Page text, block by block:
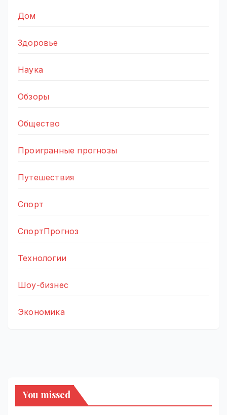
Дом
Здоровье
Наука
Обзоры
Общество
Проигранные прогнозы
Путешествия
Спорт
СпортПрогноз
Технологии
Шоу-бизнес
Экономика
You missed